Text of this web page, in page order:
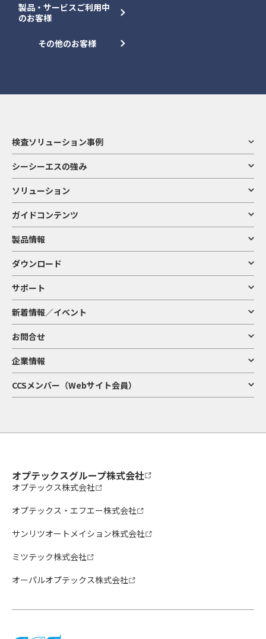
製品・サービスご利用中
のお客様
その他のお客様
検査ソリューション事例
シーシーエスの強み
ソリューション
ガイドコンテンツ
製品情報
ダウンロード
サポート
新着情報／イベント
お問合せ
企業情報
CCSメンバー（Webサイト会員）
オプテックスグループ株式会社
オプテックス株式会社
オプテックス・エフエー株式会社
サンリツオートメイション株式会社
ミツテック株式会社
オーパルオプテックス株式会社